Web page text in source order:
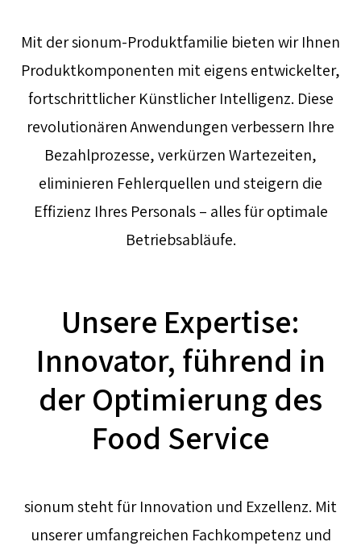
Mit der sionum-Produktfamilie bieten wir Ihnen
Produktkomponenten mit eigens entwickelter,
fortschrittlicher Künstlicher Intelligenz. Diese
revolutionären Anwendungen verbessern Ihre
Bezahlprozesse, verkürzen Wartezeiten,
eliminieren Fehlerquellen und steigern die
Effizienz Ihres Personals – alles für optimale
Betriebsabläufe.
Unsere Expertise:
Innovator, führend in
der Optimierung des
Food Service
sionum steht für Innovation und Exzellenz. Mit
unserer umfangreichen Fachkompetenz und